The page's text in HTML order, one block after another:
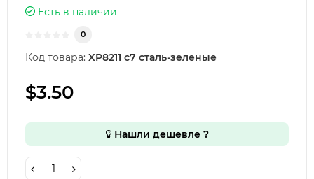
Есть в наличии
0
Код товара: XP8211 с7 сталь-зеленые
$3.50
Нашли дешевле ?